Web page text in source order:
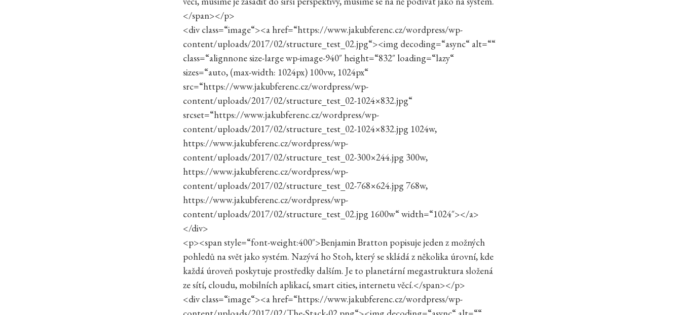
</span></p>
<div class=“image“><a href=“https://www.jakubferenc.cz/wordpress/wp-
content/uploads/2017/02/structure_test_02.jpg“><img decoding=“async“ alt=““
class=“alignnone size-large wp-image-940″ height=“832″ loading=“lazy“
sizes=“auto, (max-width: 1024px) 100vw, 1024px“
src=“https://www.jakubferenc.cz/wordpress/wp-
content/uploads/2017/02/structure_test_02-1024×832.jpg“
srcset=“https://www.jakubferenc.cz/wordpress/wp-
content/uploads/2017/02/structure_test_02-1024×832.jpg 1024w,
https://www.jakubferenc.cz/wordpress/wp-
content/uploads/2017/02/structure_test_02-300×244.jpg 300w,
https://www.jakubferenc.cz/wordpress/wp-
content/uploads/2017/02/structure_test_02-768×624.jpg 768w,
https://www.jakubferenc.cz/wordpress/wp-
content/uploads/2017/02/structure_test_02.jpg 1600w“ width=“1024″></a>
</div>
<p><span style=“font-weight:400″>Benjamin Bratton popisuje jeden z možných
pohledů na svět jako systém. Nazývá ho Stoh, který se skládá z několika úrovní, kde
každá úroveň poskytuje prostředky dalším. Je to planetární megastruktura složená
ze sítí, cloudu, mobilních aplikací, smart cities, internetu věcí.</span></p>
<div class=“image“><a href=“https://www.jakubferenc.cz/wordpress/wp-